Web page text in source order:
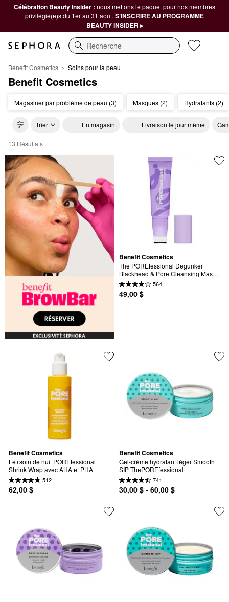
Célébration Beauty Insider : nous mettons le paquet pour nos membres
privilégié(e)s du 1er au 31 août. S’INSCRIRE AU PROGRAMME
BEAUTY INSIDER ▸
Recherche
Benefit Cosmetics Soins pour la peau
Benefit Cosmetics
Magasiner par problème de peau (3) Masques (2) Hydratants (2)
Trier En magasin Livraison le jour même
Benefit Cosmetics Soins pour la peau
13 Résultats
Benefit Cosmetics
The POREfessional Degunker
Blackhead & Pore Cleansing Mask
System
564
49,00 $
Benefit Cosmetics
Le+soin de nuit POREfessional
Shrink Wrap avec AHA et PHA
512
62,00 $
Benefit Cosmetics
Gel-crème hydratant léger Smooth
SIP ThePOREfessional
741
30,00 $ - 60,00 $